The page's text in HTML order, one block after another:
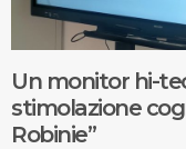
Un monitor hi-
stimolazione
Robinie”